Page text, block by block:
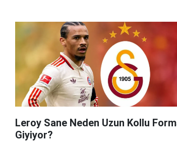
Leroy Sane Neden Uzun Kollu
Giyiyor?